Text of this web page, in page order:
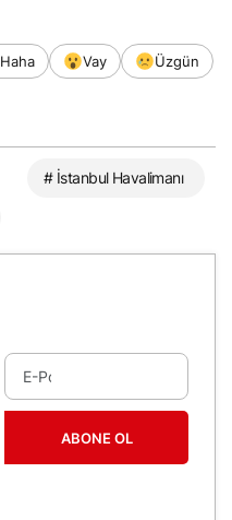
Haha Vay
Üzgün
# İstanbul Havalimanı
ABONE OL